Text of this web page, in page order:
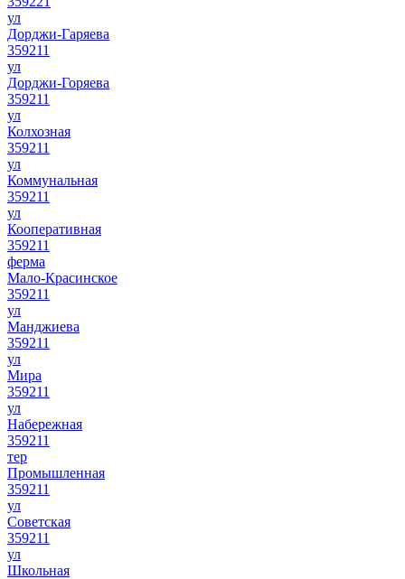
ул
Дорджи-Гаряева
359211
ул
Дорджи-Горяева
359211
ул
Колхозная
359211
ул
Коммунальная
359211
ул
Кооперативная
359211
ферма
Мало-Красинское
359211
ул
Манджиева
359211
ул
Мира
359211
ул
Набережная
359211
тер
Промышленная
359211
ул
Советская
359211
ул
Школьная